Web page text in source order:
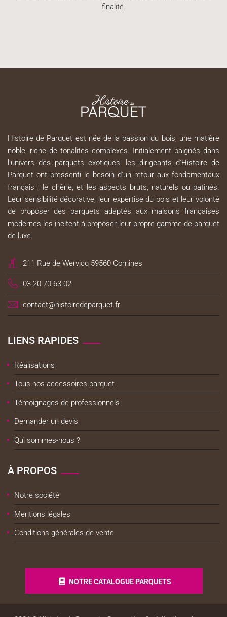
finalité.
Histoire de Parquet est née de la passion du bois, une matière
noble, riche de tonalités complexes. Initialement baignés dans
l'univers des parquets exotiques, les dirigeants d'Histoire de
Parquet ont pressenti le besoin d'un retour aux fondamentaux
français : le chêne, et les aspects bruts, naturels ou patinés.
Leur sensibilité décorative, leur expertise du bois et leur volonté
de proposer des parquets adaptés aux maisons françaises
modernes les incitent à proposer leur propre gamme de parquet
de luxe.
211 Rue de Wervicq 59560 Comines
03 20 70 63 02
contact@histoiredeparquet.fr
LIENS RAPIDES
Réalisations
Tous nos accessoires parquet
Témoignages de professionnels
Demander un devis
Qui sommes-nous ?
À PROPOS
Notre société
Mentions légales
Conditions générales de vente
NOTRE CATALOGUE PARQUETS